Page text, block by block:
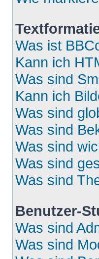
Was ist
Kann ich
Was sind
Kann ich
Was sind
Was sind
Was sind
Was sind
Was sind
Benutzer-
Was sind
Was sind